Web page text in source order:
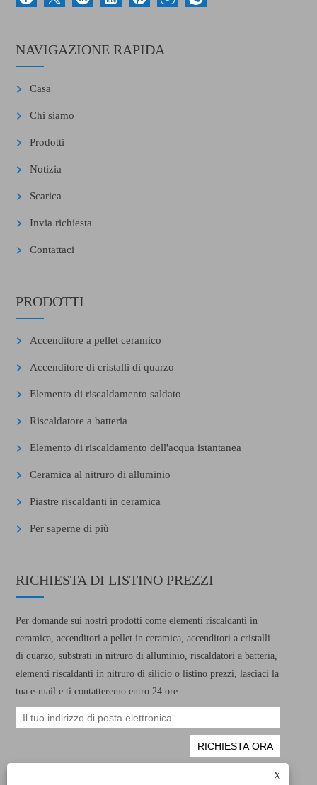
X
NAVIGAZIONE RAPIDA
Casa
Chi siamo
Prodotti
Notizia
Scarica
Invia richiesta
Contattaci
PRODOTTI
Accenditore a pellet ceramico
Accenditore di cristalli di quarzo
Elemento di riscaldamento saldato
Riscaldatore a batteria
Elemento di riscaldamento dell'acqua istantanea
Ceramica al nitruro di alluminio
Piastre riscaldanti in ceramica
Per saperne di più
RICHIESTA DI LISTINO PREZZI
Per domande sui nostri prodotti come elementi riscaldanti in
ceramica, accenditori a pellet in ceramica, accenditori a cristalli
di quarzo, substrati in nitruro di alluminio, riscaldatori a batteria,
elementi riscaldanti in nitruro di silicio o listino prezzi, lasciaci la
tua e-mail e ti contatteremo entro 24 ore .